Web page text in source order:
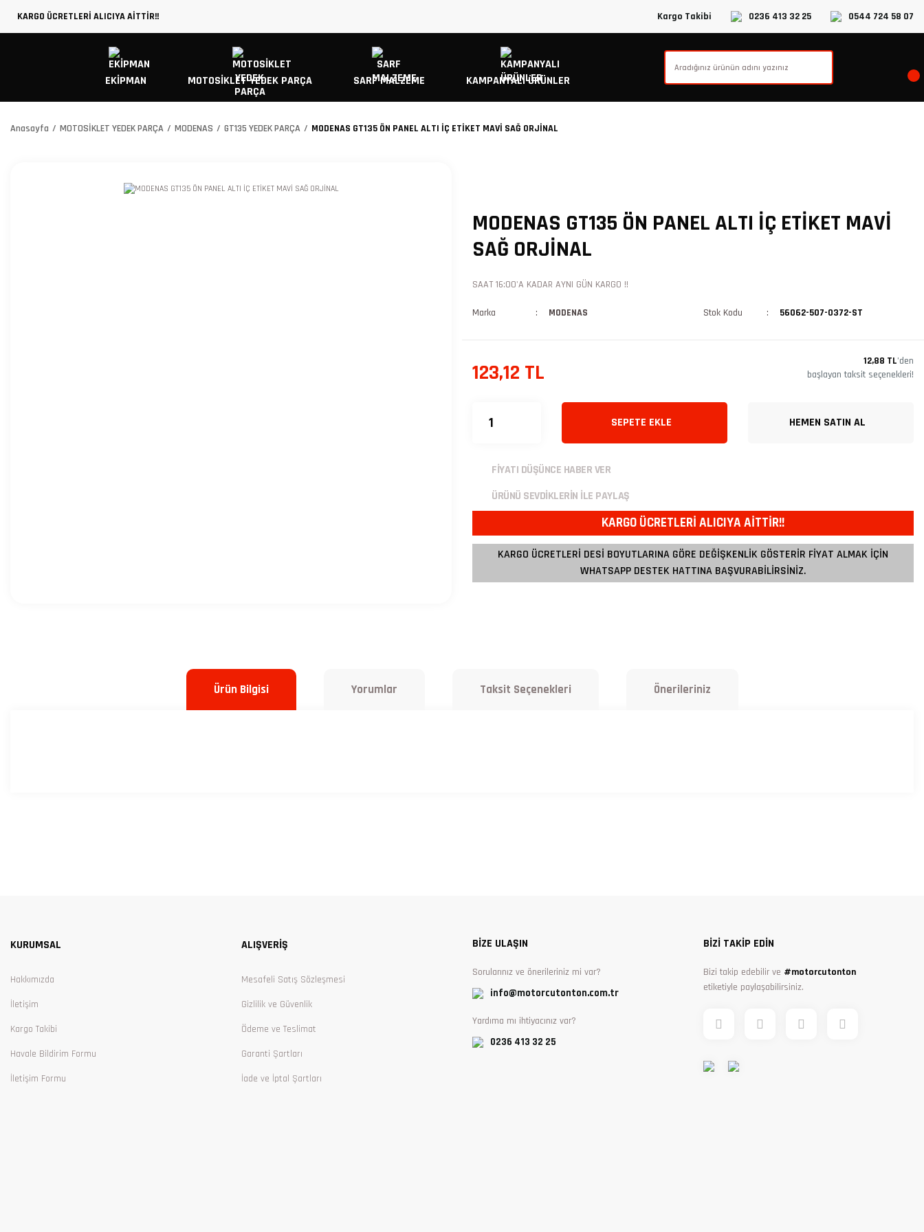
KARGO ÜCRETLERİ ALICIYA AİTTİR!! Kargo Takibi 0236 413 32 25 0544 724 58 07
EKİPMAN MOTOSİKLET YEDEK PARÇA SARF MALZEME KAMPANYALI ÜRÜNLER
Anasayfa MOTOSİKLET YEDEK PARÇA MODENAS GT135 YEDEK PARÇA MODENAS GT135 ÖN PANEL ALTI İÇ ETİKET MAVİ SAĞ ORJİNAL
MODENAS GT135 ÖN PANEL ALTI İÇ ETİKET MAVİ
SAĞ ORJİNAL
SAAT 16:00'A KADAR AYNI GÜN KARGO !!
Marka MODENAS Stok Kodu 56062-507-0372-ST
123,12 TL 12,88 TL’den
başlayan taksit seçenekleri!
SEPETE EKLE HEMEN SATIN AL
FİYATI DÜŞÜNCE HABER VER
ÜRÜNÜ SEVDİKLERİN İLE PAYLAŞ
KARGO ÜCRETLERİ ALICIYA AİTTİR!!
KARGO ÜCRETLERİ DESİ BOYUTLARINA GÖRE DEĞİŞKENLİK GÖSTERİR FİYAT ALMAK İÇİN
WHATSAPP DESTEK HATTINA BAŞVURABİLİRSİNİZ.
Ürün Bilgisi Yorumlar Taksit Seçenekleri Önerileriniz
KURUMSAL
Hakkımızda
İletişim
Kargo Takibi
Havale Bildirim Formu
İletişim Formu
ALIŞVERİŞ
Mesafeli Satış Sözleşmesi
Gizlilik ve Güvenlik
Ödeme ve Teslimat
Garanti Şartları
İade ve İptal Şartları
BİZE ULAŞIN
Sorularınız ve önerileriniz mi var?
info@motorcutonton.com.tr
Yardıma mı ihtiyacınız var?
0236 413 32 25
BİZİ TAKİP EDİN
Bizi takip edebilir ve #motorcutonton
etiketiyle paylaşabilirsiniz.